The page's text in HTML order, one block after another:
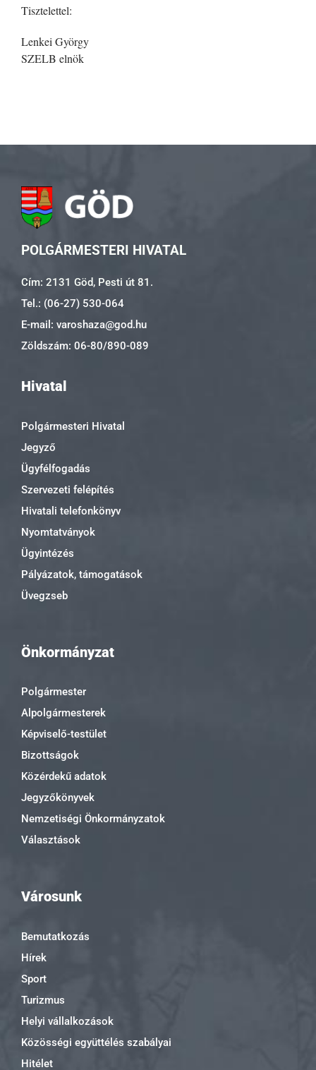
Tisztelettel:
Lenkei György
SZELB elnök
POLGÁRMESTERI HIVATAL
Cím: 2131 Göd, Pesti út 81.
Tel.: (06-27) 530-064
E-mail: varoshaza@god.hu
Zöldszám: 06-80/890-089
Hivatal
Polgármesteri Hivatal
Jegyző
Ügyfélfogadás
Szervezeti felépítés
Hivatali telefonkönyv
Nyomtatványok
Ügyintézés
Pályázatok, támogatások
Üvegzseb
Önkormányzat
Polgármester
Alpolgármesterek
Képviselő-testület
Bizottságok
Közérdekű adatok
Jegyzőkönyvek
Nemzetiségi Önkormányzatok
Választások
Városunk
Bemutatkozás
Hírek
Sport
Turizmus
Helyi vállalkozások
Közösségi együttélés szabályai
Hitélet